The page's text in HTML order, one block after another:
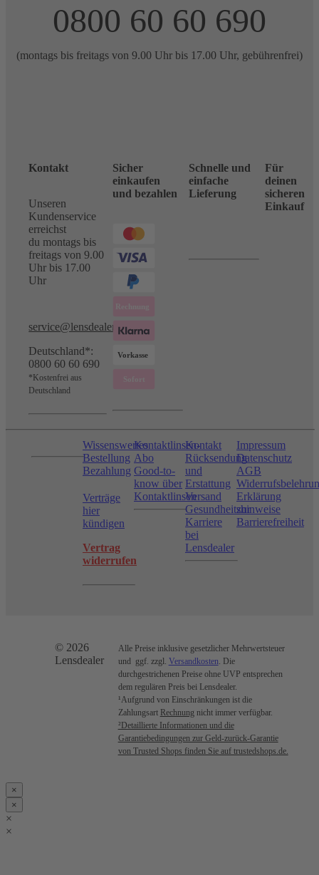
0800 60 60 690
(montags bis freitags von 9.00 Uhr bis 17.00 Uhr, gebührenfrei)
Kontakt
Unseren
Kundenservice
erreichst
du montags bis
freitags von 9.00
Uhr bis 17.00
Uhr
service@lensdealer.com
Deutschland*:
0800 60 60 690
*Kostenfrei aus
Deutschland
Sicher
einkaufen
und bezahlen
Schnelle und
einfache
Lieferung
Für
deinen
sicheren
Einkauf
Wissenswertes
Bestellung
Bezahlung
Verträge
hier
kündigen
Vertrag
widerrufen
Kontaktlinsen-
Abo
Good-to-
know über
Kontaktlinsen
Kontakt
Rücksendung
und
Erstattung
Versand
Gesundheitshinweise
Karriere
bei
Lensdealer
Impressum
Datenschutz
AGB
Erklärung
zur
Barrierefreiheit
© 2026
Lensdealer
Alle Preise inklusive gesetzlicher Mehrwertsteuer
und ggf. zzgl. Versandkosten . Die
durchgestrichenen Preise ohne UVP entsprechen
dem regulären Preis bei Lensdealer.
¹Aufgrund von Einschränkungen ist die
Zahlungsart Rechnung nicht immer verfügbar.
²Detaillierte Informationen und die
Garantiebedingungen zur Geld-zurück-Garantie
von Trusted Shops finden Sie auf trustedshops.de.
×
×
×
×